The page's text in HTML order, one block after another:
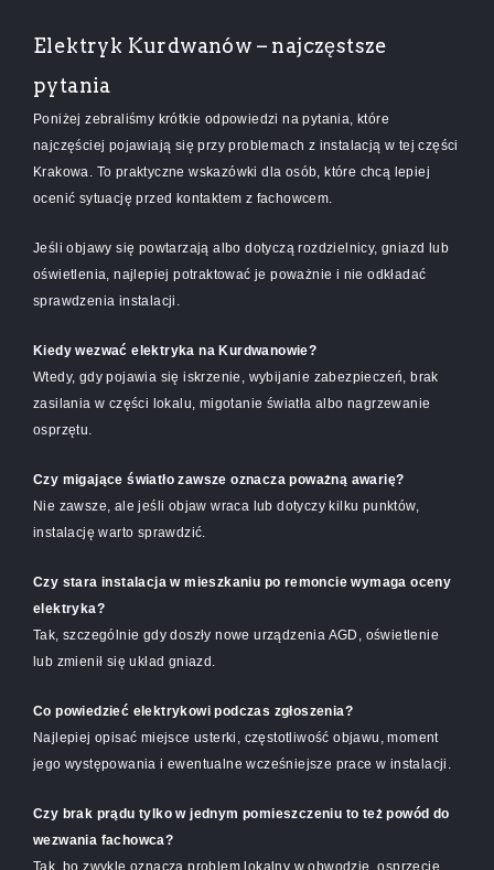
Elektryk Kurdwanów – najczęstsze
pytania
Poniżej zebraliśmy krótkie odpowiedzi na pytania, które
najczęściej pojawiają się przy problemach z instalacją w tej części
Krakowa. To praktyczne wskazówki dla osób, które chcą lepiej
ocenić sytuację przed kontaktem z fachowcem.
Jeśli objawy się powtarzają albo dotyczą rozdzielnicy, gniazd lub
oświetlenia, najlepiej potraktować je poważnie i nie odkładać
sprawdzenia instalacji.
Kiedy wezwać elektryka na Kurdwanowie?
Wtedy, gdy pojawia się iskrzenie, wybijanie zabezpieczeń, brak
zasilania w części lokalu, migotanie światła albo nagrzewanie
osprzętu.
Czy migające światło zawsze oznacza poważną awarię?
Nie zawsze, ale jeśli objaw wraca lub dotyczy kilku punktów,
instalację warto sprawdzić.
Czy stara instalacja w mieszkaniu po remoncie wymaga oceny
elektryka?
Tak, szczególnie gdy doszły nowe urządzenia AGD, oświetlenie
lub zmienił się układ gniazd.
Co powiedzieć elektrykowi podczas zgłoszenia?
Najlepiej opisać miejsce usterki, częstotliwość objawu, moment
jego występowania i ewentualne wcześniejsze prace w instalacji.
Czy brak prądu tylko w jednym pomieszczeniu to też powód do
wezwania fachowca?
Tak, bo zwykle oznacza problem lokalny w obwodzie, osprzęcie